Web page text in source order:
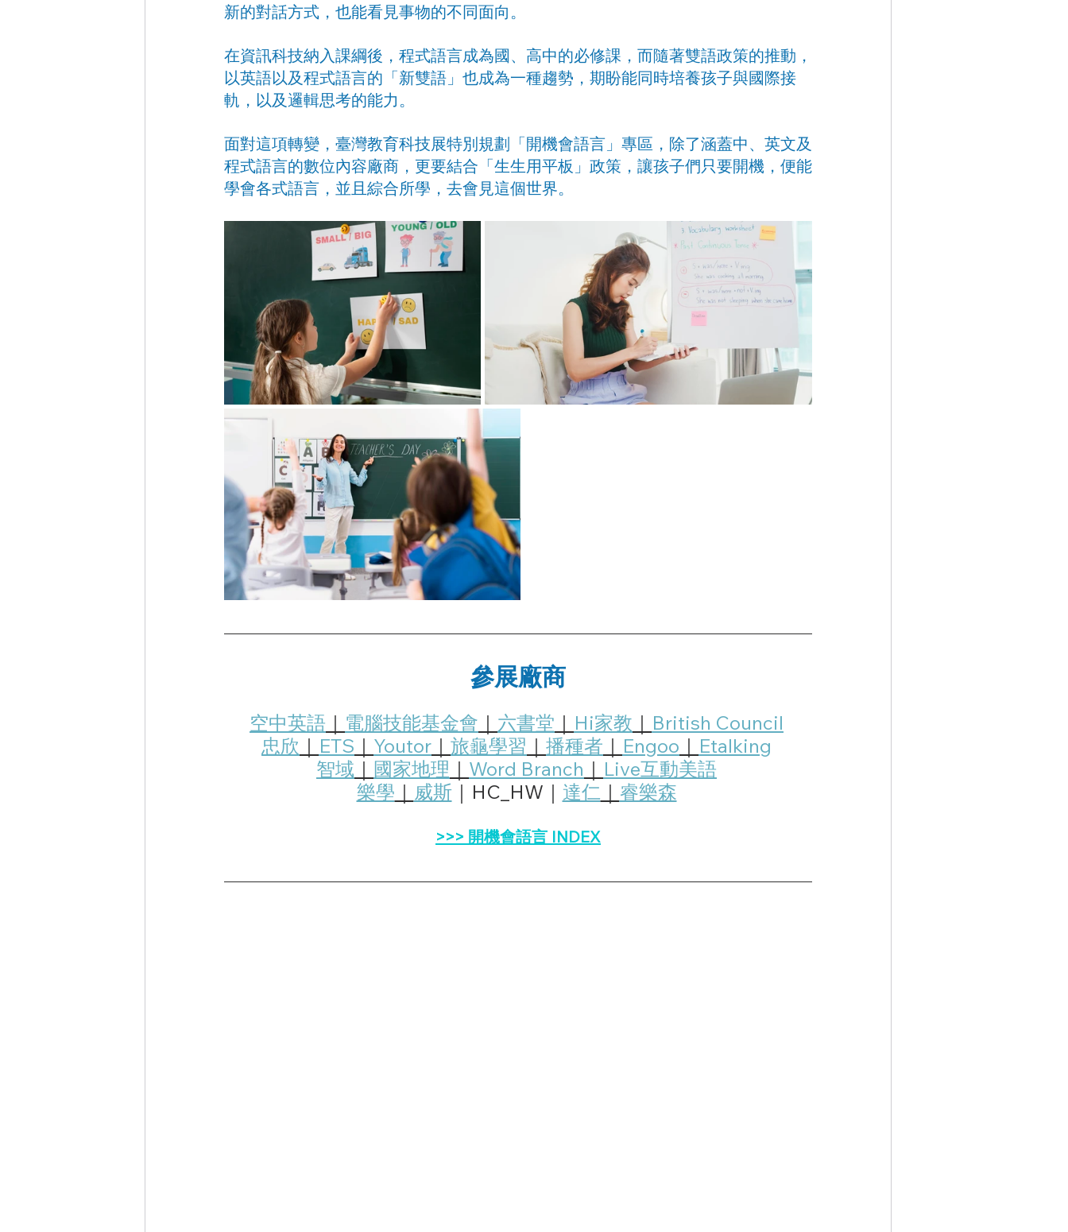
新的對話方式，也能看見事物的不同面向。
在資訊科技納入課綱後，程式語言成為國、高中的必修課，而隨著雙語政策的推動，
以英語以及程式語言的「新雙語」也成為一種趨勢，期盼能同時培養孩子與國際接
軌，以及邏輯思考的能力。
面對這項轉變，臺灣教育科技展特別規劃「開機會語言」專區，除了涵蓋中、英文及
程式語言的數位內容廠商，更要結合「生生用平板」政策，讓孩子們只要開機，便能
學會各式語言，並且綜合所學，去會見這個世界。
參展廠商
空中英語 ｜ 電腦技能基金會 ｜ 六書堂 ｜ Hi家教 ｜ British Council
忠欣 ｜ ETS ｜ Youtor ｜ 旅龜學習 ｜ 播種者 ｜ Engoo ｜ Etalking
智域 ｜ 國家地理 ｜ Word Branch ｜ Live互動美語
樂學 ｜ 威斯｜HC_HW｜ 達仁 ｜ 睿樂森
>>> 開機會語言 INDEX